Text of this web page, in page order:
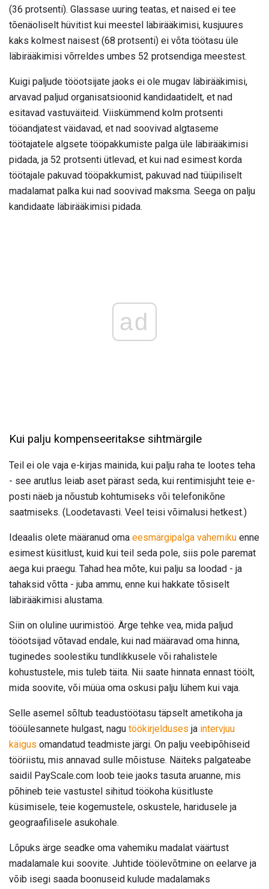
(36 protsenti). Glassase uuring teatas, et naised ei tee
tõenäoliselt hüvitist kui meestel läbirääkimisi, kusjuures
kaks kolmest naisest (68 protsenti) ei võta töötasu üle
läbirääkimisi võrreldes umbes 52 protsendiga meestest.
Kuigi paljude tööotsijate jaoks ei ole mugav läbirääkimisi,
arvavad paljud organisatsioonid kandidaatidelt, et nad
esitavad vastuväiteid. Viiskümmend kolm protsenti
tööandjatest väidavad, et nad soovivad algtaseme
töötajatele algsete tööpakkumiste palga üle läbirääkimisi
pidada, ja 52 protsenti ütlevad, et kui nad esimest korda
töötajale pakuvad tööpakkumist, pakuvad nad tüüpiliselt
madalamat palka kui nad soovivad maksma. Seega on palju
kandidaate läbirääkimisi pidada.
ad
Kui palju kompenseeritakse sihtmärgile
Teil ei ole vaja e-kirjas mainida, kui palju raha te lootes teha
- see arutlus leiab aset pärast seda, kui rentimisjuht teie e-
posti näeb ja nõustub kohtumiseks või telefonikõne
saatmiseks. (Loodetavasti. Veel teisi võimalusi hetkest.)
Ideaalis olete määranud oma eesmärgipalga vahemiku enne
esimest küsitlust, kuid kui teil seda pole, siis pole paremat
aega kui praegu. Tahad hea mõte, kui palju sa loodad - ja
tahaksid võtta - juba ammu, enne kui hakkate tõsiselt
läbirääkimisi alustama.
Siin on oluline uurimistöö. Ärge tehke vea, mida paljud
tööotsijad võtavad endale, kui nad määravad oma hinna,
tuginedes soolestiku tundlikkusele või rahalistele
kohustustele, mis tuleb täita. Nii saate hinnata ennast töölt,
mida soovite, või müüa oma oskusi palju lühem kui vaja.
Selle asemel sõltub teadustöötasu täpselt ametikoha ja
tööülesannete hulgast, nagu töökirjelduses ja intervjuu
käigus omandatud teadmiste järgi. On palju veebipõhiseid
tööriistu, mis annavad sulle mõistuse. Näiteks palgateabe
saidil PayScale.com loob teie jaoks tasuta aruanne, mis
põhineb teie vastustel sihitud töökoha küsitluste
küsimisele, teie kogemustele, oskustele, haridusele ja
geograafilisele asukohale.
Lõpuks ärge seadke oma vahemiku madalat väärtust
madalamale kui soovite. Juhtide töölevõtmine on eelarve ja
võib isegi saada boonuseid kulude madalamaks